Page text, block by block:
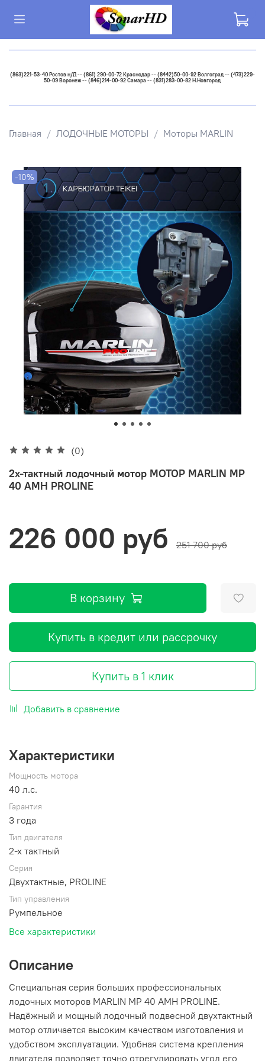
(863)221-53-40 Ростов н/Д -- (861) 290-00-72 Краснодар -- (8442)50-00-92 Волгоград -- (473)229-
50-09 Воронеж -- (846)214-00-92 Самара -- (831)283-00-82 Н.Новгород
Главная ЛОДОЧНЫЕ МОТОРЫ Моторы MARLIN
-10%
(0)
2х-тактный лодочный мотор МОТОР MARLIN MP
40 AMH PROLINE
226 000 руб 251 700 руб
В корзину
Купить в кредит или рассрочку
Купить в 1 клик
Добавить в сравнение
Характеристики
Мощность мотора
40 л.с.
Гарантия
3 года
Тип двигателя
2-х тактный
Серия
Двухтактные, PROLINE
Тип управления
Румпельное
Все характеристики
Описание
Специальная серия больших профессиональных
лодочных моторов MARLIN MP 40 AMH PROLINE.
Надёжный и мощный лодочный подвесной двухтактный
мотор отличается высоким качеством изготовления и
удобством эксплуатации. Удобная система крепления
двигателя позволяет точно отрегулировать угол его